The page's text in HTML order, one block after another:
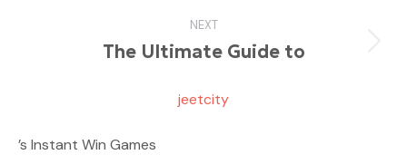
NEXT
Next
The Ultimate Guide to
jeetcity
’s Instant Win Games